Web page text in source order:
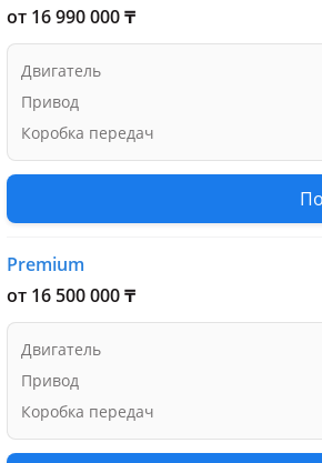
от 16 990 000 ₸
Двигатель
Привод
Коробка передач
Premium
от 16 500 000 ₸
Двигатель
Привод
Коробка передач